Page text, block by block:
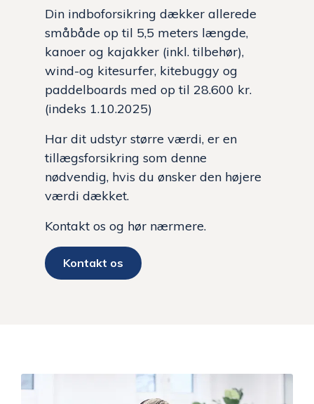
Din indboforsikring dækker allerede
småbåde op til 5,5 meters længde,
kanoer og kajakker (inkl. tilbehør),
wind-og kitesurfer, kitebuggy og
paddelboards med op til 28.600 kr.
(indeks 1.10.2025)
Har dit udstyr større værdi, er en
tillægsforsikring som denne
nødvendig, hvis du ønsker den højere
værdi dækket.
Kontakt os og hør nærmere.
Kontakt os